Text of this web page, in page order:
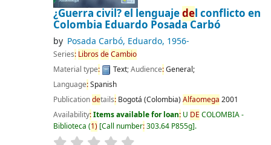
¿Guerra civil? el lenguajedel conflicto en
Colombia Eduardo Posada Carbó
by Posada Carbó, Eduardo, 1956-
Series: LibrosdeCambio
Material type: Text; Audience:General;
Language:Spanish
Publicationdetails: Bogotá (Colombia) Alfaomega 2001
Availability:Items available for loan: U DE COLOMBIA -
Biblioteca (1) Call number:303.64 P855g .